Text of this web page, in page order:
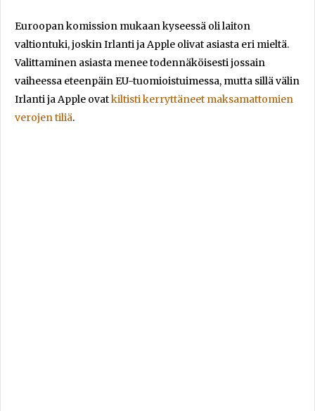
Euroopan komission mukaan kyseessä oli laiton
valtiontuki, joskin Irlanti ja Apple olivat asiasta eri mieltä.
Valittaminen asiasta menee todennäköisesti jossain
vaiheessa eteenpäin EU-tuomioistuimessa, mutta sillä välin
Irlanti ja Apple ovatkiltisti kerryttäneet maksamattomien
verojen tiliä.